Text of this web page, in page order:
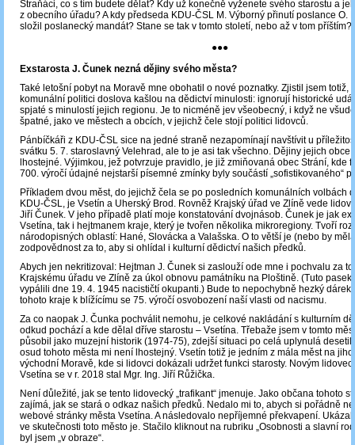
Straňáci, co s tím budete dělat? Kdy už konečně vyženete svého starostu a
z obecního úřadu? A kdy předseda KDU-ČSL M. Výborný přinutí poslance O.
složil poslanecký mandát? Stane se tak v tomto století, nebo až v tom příštím?
●●●
Exstarosta J. Čunek nezná dějiny svého města?
Také letošní pobyt na Moravě mne obohatil o nové poznatky. Zjistil jsem totiž,
komunální politici doslova kašlou na dědictví minulosti: ignorují historické
spjaté s minulostí jejich regionu. Je to nicméně jev všeobecný, i když ne
špatné, jako ve městech a obcích, v jejichž čele stojí politici lidovců.
Pánbíčkáři z KDU-ČSL sice na jedné straně nezapomínají navštívit u
svátku 5. 7. staroslavný Velehrad, ale to je asi tak všechno. Dějiny jejich obce
lhostejné. Výjimkou, jež potvrzuje pravidlo, je již zmiňovaná obec Strání, kde
700. výročí údajné nejstarší písemné zmínky byly součástí „sofistikovaného“
Příkladem dvou měst, do jejichž čela se po posledních komunálních volbách
KDU-ČSL, je Vsetín a Uherský Brod. Rovněž Krajský úřad ve Zlíně vede
Jiří Čunek. V jeho případě platí moje konstatování dvojnásob. Čunek je jak
Vsetína, tak i hejtmanem kraje, který je tvořen několika mikroregiony. Tvoří
národopisných oblastí: Hané, Slovácka a Valašska. O to větší je (nebo by
zodpovědnost za to, aby si ohlídal i kulturní dědictví našich předků.
Abych jen nekritizoval: Hejtman J. Čunek si zaslouží ode mne i pochvalu za
Krajskému úřadu ve Zlíně za úkol obnovu památníku na Ploštině. (Tuto
vypálili dne 19. 4. 1945 nacističtí okupanti.) Bude to nepochybně hezký dárek
tohoto kraje k blížícímu se 75. výročí osvobození naší vlasti od nacismu.
Za co naopak J. Čunka pochválit nemohu, je celkové nakládání s kulturním
odkud pochází a kde dělal dříve starostu – Vsetína. Třebaže jsem v tomto
působil jako muzejní historik (1974-75), zdejší situaci po celá uplynulá
osud tohoto města mi není lhostejný. Vsetín totiž je jedním z mála měst na
východní Moravě, kde si lidovci dokázali udržet funkci starosty. Novým
Vsetína se v r. 2018 stal Mgr. Ing. Jiří Růžička.
Není důležité, jak se tento lidovecký „trafikant“ jmenuje. Jako občana tohoto
zajímá, jak se stará o odkaz našich předků. Nedalo mi to, abych si pořádně
webové stránky města Vsetína. A následovalo nepříjemné překvapení.
ve skutečnosti toto město je. Stačilo kliknout na rubriku „Osobnosti a slavní
byl jsem „v obraze“.